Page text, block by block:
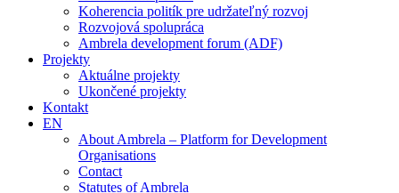
Koherencia politík pre udržateľný rozvoj
Rozvojová spolupráca
Ambrela development forum (ADF)
Projekty
Aktuálne projekty
Ukončené projekty
Kontakt
EN
About Ambrela – Platform for Development
Organisations
Contact
Statutes of Ambrela